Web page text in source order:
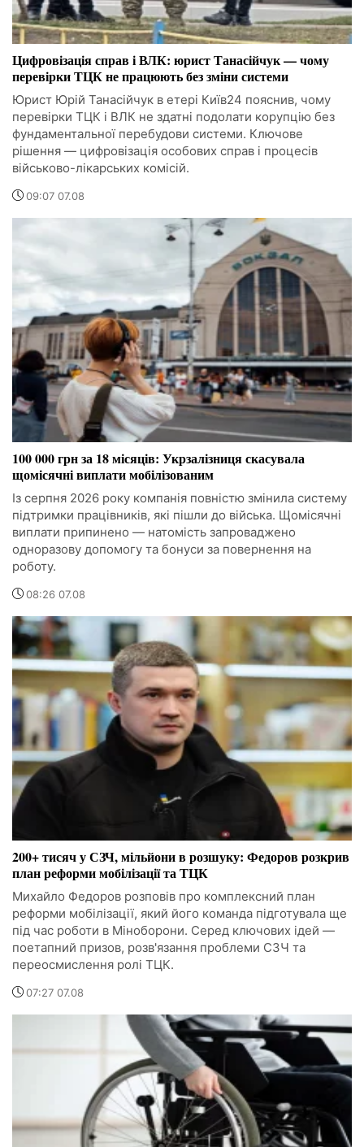
Цифровізація справ і ВЛК: юрист Танасійчук — чому
перевірки ТЦК не працюють без зміни системи
Юрист Юрій Танасійчук в етері Київ24 пояснив, чому
перевірки ТЦК і ВЛК не здатні подолати корупцію без
фундаментальної перебудови системи. Ключове
рішення — цифровізація особових справ і процесів
військово-лікарських комісій.
09:07 07.08
100 000 грн за 18 місяців: Укрзалізниця скасувала
щомісячні виплати мобілізованим
Із серпня 2026 року компанія повністю змінила систему
підтримки працівників, які пішли до війська. Щомісячні
виплати припинено — натомість запроваджено
одноразову допомогу та бонуси за повернення на
роботу.
08:26 07.08
200+ тисяч у СЗЧ, мільйони в розшуку: Федоров розкрив
план реформи мобілізації та ТЦК
Михайло Федоров розповів про комплексний план
реформи мобілізації, який його команда підготувала ще
під час роботи в Міноборони. Серед ключових ідей —
поетапний призов, розв'язання проблеми СЗЧ та
переосмислення ролі ТЦК.
07:27 07.08